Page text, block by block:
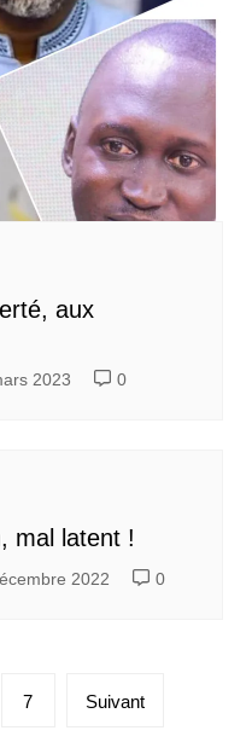
aux
2023 0
mal latent !
2022 0
7 Suivant